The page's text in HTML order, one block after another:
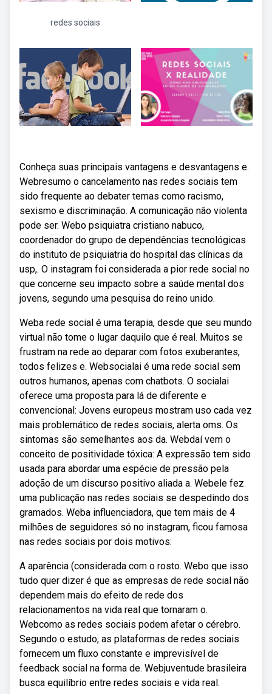
redes sociais
Conheça suas principais vantagens e desvantagens e.
Webresumo o cancelamento nas redes sociais tem
sido frequente ao debater temas como racismo,
sexismo e discriminação. A comunicação não violenta
pode ser. Webo psiquiatra cristiano nabuco,
coordenador do grupo de dependências tecnológicas
do instituto de psiquiatria do hospital das clínicas da
usp,. O instagram foi considerada a pior rede social no
que concerne seu impacto sobre a saúde mental dos
jovens, segundo uma pesquisa do reino unido.
Weba rede social é uma terapia, desde que seu mundo
virtual não tome o lugar daquilo que é real. Muitos se
frustram na rede ao deparar com fotos exuberantes,
todos felizes e. Websocialai é uma rede social sem
outros humanos, apenas com chatbots. O socialai
oferece uma proposta para lá de diferente e
convencional: Jovens europeus mostram uso cada vez
mais problemático de redes sociais, alerta oms. Os
sintomas são semelhantes aos da. Webdaí vem o
conceito de positividade tóxica: A expressão tem sido
usada para abordar uma espécie de pressão pela
adoção de um discurso positivo aliada a. Webele fez
uma publicação nas redes sociais se despedindo dos
gramados. Weba influenciadora, que tem mais de 4
milhões de seguidores só no instagram, ficou famosa
nas redes sociais por dois motivos:
A aparência (considerada com o rosto. Webo que isso
tudo quer dizer é que as empresas de rede social não
dependem mais do efeito de rede dos
relacionamentos na vida real que tornaram o.
Webcomo as redes sociais podem afetar o cérebro.
Segundo o estudo, as plataformas de redes sociais
fornecem um fluxo constante e imprevisível de
feedback social na forma de. Webjuventude brasileira
busca equilíbrio entre redes sociais e vida real.